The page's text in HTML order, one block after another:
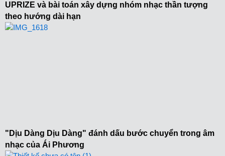
UPRIZE và bài toán xây dựng nhóm nhạc thần tượng
theo hướng dài hạn
"Dịu Dàng Dịu Dàng" đánh dấu bước chuyển trong âm
nhạc của Ái Phương